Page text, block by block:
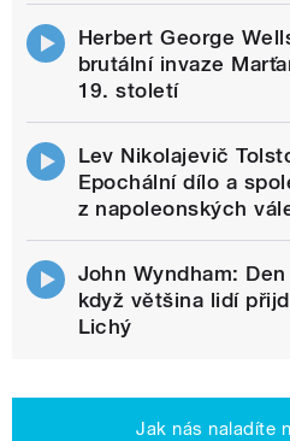
Herbert George
brutální invaze
19. století
Lev Nikolajevič
Epochální dílo a
z napoleonských
John Wyndham:
když většina lidí
Lichý
Jak nás naladíte